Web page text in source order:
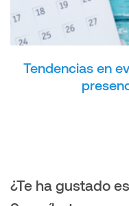
Tendencias en
¿Te ha gustado